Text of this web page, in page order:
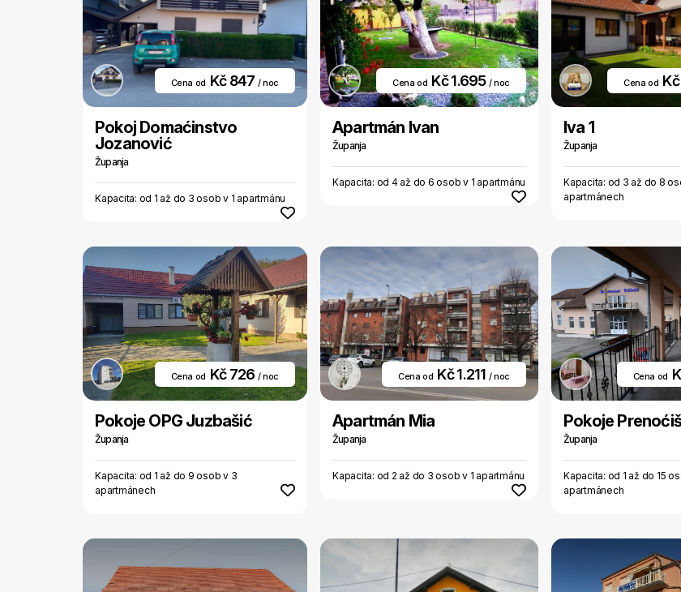
Cena od Kč 847 / noc
Pokoj Domaćinstvo
Jozanović
Županja
Kapacita: od 1 až do 3 osob v 1 apartmánu
Cena od Kč 1.695 / noc
Apartmán Ivan
Županja
Kapacita: od 4 až do 6 osob v 1 apartmánu
Cena od
Iva 1
Županja
Kapacita: od 3 až do 8
apartmánech
Cena od Kč 726 / noc
Pokoje OPG Juzbašić
Županja
Kapacita: od 1 až do 9 osob v 3
apartmánech
Cena od Kč 1.211 / noc
Apartmán Mia
Županja
Kapacita: od 2 až do 3 osob v 1 apartmánu
Cena od
Pokoje
Županja
Kapacita: od 1 až do 15
apartmánech